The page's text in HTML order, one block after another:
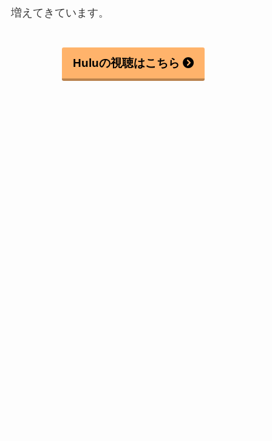
増えてきています。
Huluの視聴はこちら